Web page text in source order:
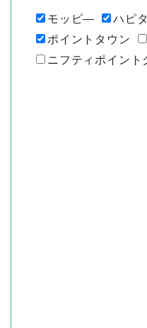
モッピ― ハピ
ポイントタウン
ニフティポイント